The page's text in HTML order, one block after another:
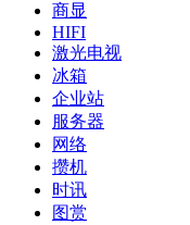
商显
HIFI
激光电视
冰箱
企业站
服务器
网络
攒机
时讯
图赏